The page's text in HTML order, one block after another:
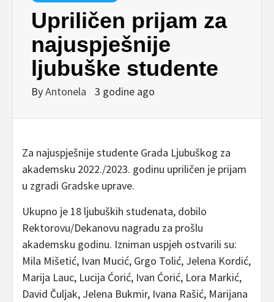
Upriličen prijam za
najuspješnije
ljubuške studente
ByAntonela 3 godine ago
Za najuspješnije studente Grada Ljubuškog za
akademsku 2022./2023. godinu upriličen je prijam
u zgradi Gradske uprave.
Ukupno je 18 ljubuških studenata, dobilo
Rektorovu/Dekanovu nagradu za prošlu
akademsku godinu. Izniman uspjeh ostvarili su:
Mila Mišetić, Ivan Mucić, Grgo Tolić, Jelena Kordić,
Marija Lauc, Lucija Ćorić, Ivan Ćorić, Lora Markić,
David Čuljak, Jelena Bukmir, Ivana Rašić, Marijana